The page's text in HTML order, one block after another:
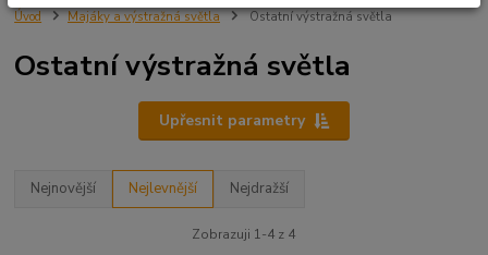
Úvod Majáky a výstražná světla Ostatní výstražná světla
Ostatní výstražná světla
Upřesnit parametry
Nejnovější Nejlevnější Nejdražší
Zobrazuji 1-4 z 4